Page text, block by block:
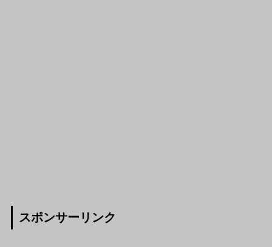
スポンサーリンク